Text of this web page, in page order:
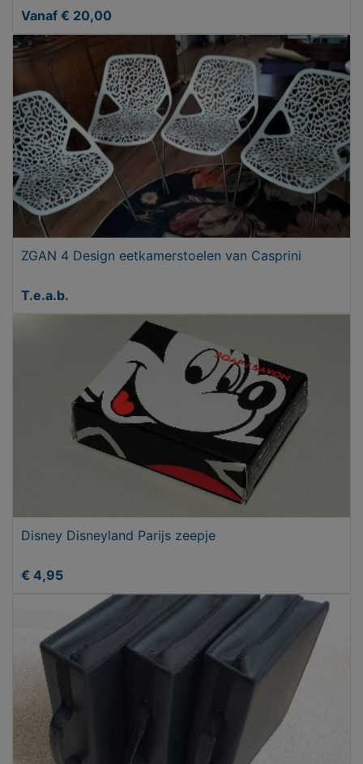
Vanaf € 20,00
ZGAN 4 Design eetkamerstoelen van Casprini
T.e.a.b.
Disney Disneyland Parijs zeepje
€ 4,95